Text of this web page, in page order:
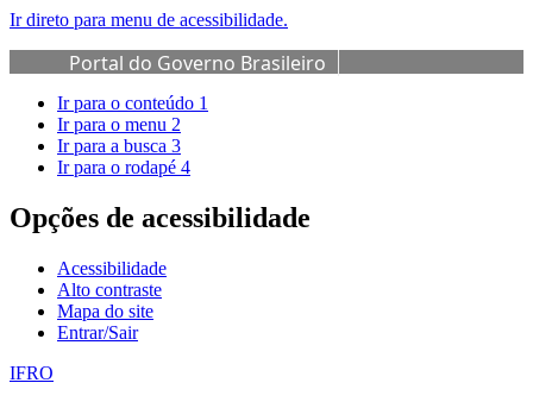
Ir direto para menu de acessibilidade.
Portal do Governo Brasileiro
Ir para o conteúdo 1
Ir para o menu 2
Ir para a busca 3
Ir para o rodapé 4
Opções de acessibilidade
Acessibilidade
Alto contraste
Mapa do site
Entrar/Sair
IFRO